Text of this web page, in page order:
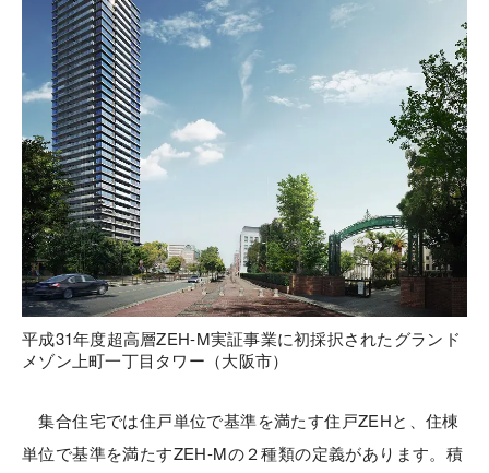
平成31年度超高層ZEH-M実証事業に初採択されたグランド
メゾン上町一丁目タワー（大阪市）
集合住宅では住戸単位で基準を満たす住戸ZEHと、住棟
単位で基準を満たすZEH-Mの２種類の定義があります。積